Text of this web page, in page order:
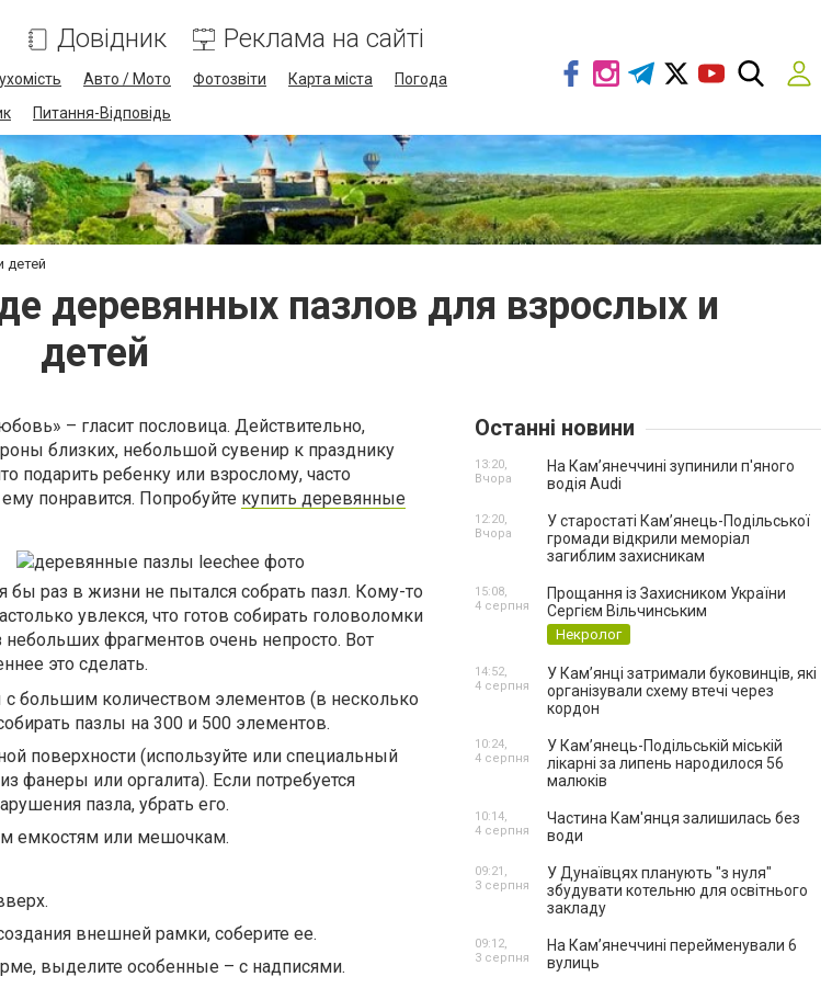
Довідник Реклама на сайті
Авто / Мото Фотозвіти Карта міста
Погода
Питання-Відповідь
детей
деревянных пазлов для взрослых и
детей
– гласит пословица. Действительно,
близких, небольшой сувенир к празднику
подарить ребенку или взрослому, часто
понравится. Попробуйте купить деревянные
бы раз в жизни не пытался собрать пазл. Кому-то
увлекся, что готов собирать головоломки
фрагментов очень непросто. Вот
это сделать.
с большим количеством элементов (в несколько
пазлы на 300 и 500 элементов.
поверхности (используйте или специальный
фанеры или оргалита). Если потребуется
пазла, убрать его.
емкостям или мешочкам.
внешней рамки, соберите ее.
выделите особенные – с надписями.
Останні новини
На Камʼянеччині зупинили п'яного
водія Audi
13:20,
Вчора
У старостаті Кам’янець-Подільської
громади відкрили меморіал
загиблим захисникам
12:20,
Вчора
Прощання із Захисником України
Сергієм Вільчинським
Некролог
15:08,
4 серпня
У Кам’янці затримали буковинців, які
організували схему втечі через
кордон
14:52,
4 серпня
У Кам’янець-Подільській міській
лікарні за липень народилося 56
малюків
10:24,
4 серпня
Частина Кам'янця залишилась без
води
10:14,
4 серпня
У Дунаївцях планують "з нуля"
збудувати котельню для освітнього
закладу
09:21,
3 серпня
На Камʼянеччині перейменували 6
вулиць
09:12,
3 серпня